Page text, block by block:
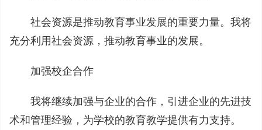
社会资源是推动教育事业发展的重要力量。我将
充分利用社会资源，推动教育事业的发展。
加强校企合作
我将继续加强与企业的合作，引进企业的先进技
术和管理经验，为学校的教育教学提供有力支持。